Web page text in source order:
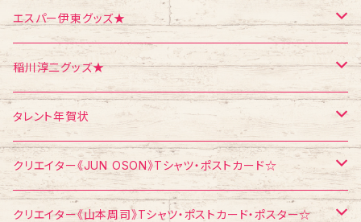
クリスマス
お面
飛び出すカード
メモ帳
メモ帳
CD
ポストカード
ポスター
ポストカード
エスパー伊東グッズ★
Tシャツ
ポストカード
メモ帳
稲川淳二グッズ★
Tシャツ
ポストカード
タレント年賀状
江頭2：50
稲川淳二
クリエイター《JUN OSON》Tシャツ・ポストカード☆
Tシャツ
クリエイター《山本周司》Tシャツ・ポストカード・ポスター☆